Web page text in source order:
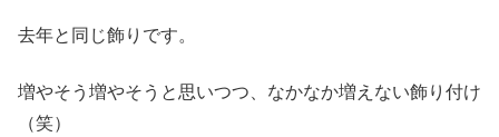
去年と同じ飾りです。
増やそう増やそうと思いつつ、なかなか増えない飾り付け
（笑）